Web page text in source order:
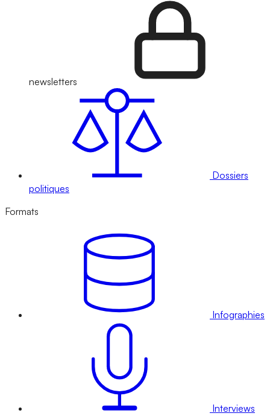
newsletters
Dossiers
politiques
Formats
Infographies
Interviews